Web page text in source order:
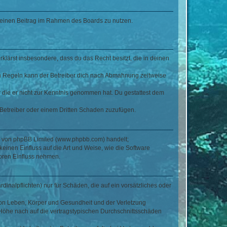
Beitrag im Rahmen des Boards zu nutzen.
insbesondere, dass du das Recht besitzt, die in deinen
kann der Betreiber dich nach Abmahnung zeitweise
er nicht zur Kenntnis genommen hat. Du gestattest dem
oder einem Dritten Schaden zuzufügen.
phpBB Limited (www.phpbb.com) handelt;
Einfluss auf die Art und Weise, wie die Software
Einfluss nehmen.
nur für Schäden, die auf ein vorsätzliches oder
Leben, Körper und Gesundheit und der Verletzung
nach auf die vertragstypischen Durchschnittsschäden